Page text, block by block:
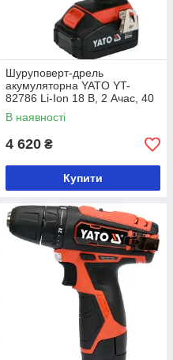
Шуруповерт-дрель
акумуляторна YATO YT-
82786 Li-Ion 18 В, 2 Ачас, 40
Нм, ↓13 мм
В наявності
4 620 ₴
Купити